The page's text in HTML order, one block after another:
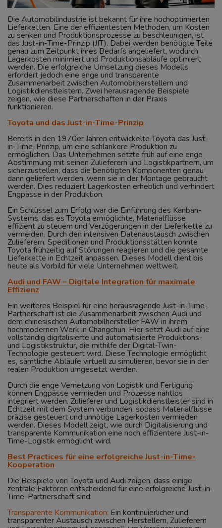
Die Automobilindustrie ist bekannt für ihre hochoptimierten
Lieferketten. Eine der effizientesten Methoden, um Kosten
zu senken und Produktionsprozesse zu beschleunigen, ist
das Just-in-Time-Prinzip (JIT). Dabei werden benötigte Teile
genau zum Zeitpunkt ihres Bedarfs angeliefert, wodurch
Lagerkosten minimiert und Produktionsabläufe optimiert
werden. Die erfolgreiche Umsetzung dieses Modells
erfordert jedoch eine enge und transparente
Zusammenarbeit zwischen Automobilherstellern und
Logistikdienstleistern. Zwei herausragende Beispiele
zeigen, wie diese Partnerschaften in der Praxis
funktionieren.
Toyota und das Just-in-Time-Prinzip
Bereits in den 1970er Jahren entwickelte Toyota das Just-
in-Time-Prinzip, um eine schlankere Produktion zu
ermöglichen. Das Unternehmen setzte früh auf eine enge
Abstimmung mit seinen Zulieferern und Logistikpartnern, um
sicherzustellen, dass die benötigten Komponenten genau
dann geliefert werden, wenn sie in der Montage gebraucht
werden. Dies reduziert Lagerkosten erheblich und verhindert
Engpässe in der Produktion.
Ein Schlüssel zum Erfolg war die Einführung des Kanban-
Systems, das es Toyota ermöglichte, Materialflüsse
effizient zu steuern und Verzögerungen in der Lieferkette zu
vermeiden. Durch den intensiven Datenaustausch zwischen
Zulieferern, Speditionen und Produktionsstätten konnte
Toyota frühzeitig auf Störungen reagieren und die gesamte
Lieferkette in Echtzeit anpassen. Dieses Modell dient bis
heute als Vorbild für viele Unternehmen weltweit.
Audi und FAW – Digitale Integration für maximale
Effizienz
Ein weiteres Beispiel für eine herausragende Just-in-Time-
Partnerschaft ist die Zusammenarbeit zwischen Audi und
dem chinesischen Automobilhersteller FAW in ihrem
hochmodernen Werk in Changchun. Hier setzt Audi auf eine
vollständig digitalisierte und automatisierte Produktions-
und Logistikstruktur, die mithilfe der Digital-Twin-
Technologie gesteuert wird. Diese Technologie ermöglicht
es, sämtliche Abläufe virtuell zu simulieren, bevor sie in der
realen Produktion umgesetzt werden.
Durch die enge Vernetzung von Logistik und Fertigung
können Engpässe vermieden und Prozesse nahtlos
integriert werden. Zulieferer und Logistikdienstleister sind in
Echtzeit mit dem System verbunden, sodass Materialflüsse
präzise gesteuert und unnötige Lagerkosten vermieden
werden. Dieses Modell zeigt, wie durch Digitalisierung und
transparente Kommunikation eine noch effizientere Just-in-
Time-Logistik ermöglicht wird.
Best Practices für eine erfolgreiche Just-in-Time-
Kooperation
Die Beispiele von Toyota und Audi zeigen, dass einige
zentrale Faktoren entscheidend für eine erfolgreiche Just-in-
Time-Partnerschaft sind:
Transparente Kommunikation: Ein kontinuierlicher und
transparenter Austausch zwischen Herstellern, Zulieferern